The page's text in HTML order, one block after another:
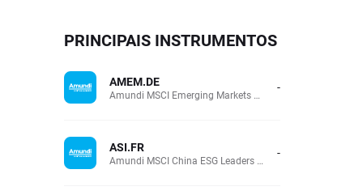
PRINCIPAIS INSTRUMENTOS
AMEM.DE
Amundi MSCI Emerging Markets UCITS (Acc EUR) -
ASI.FR
Amundi MSCI China ESG Leaders Extra (DR) UCITS (Acc EUR) -